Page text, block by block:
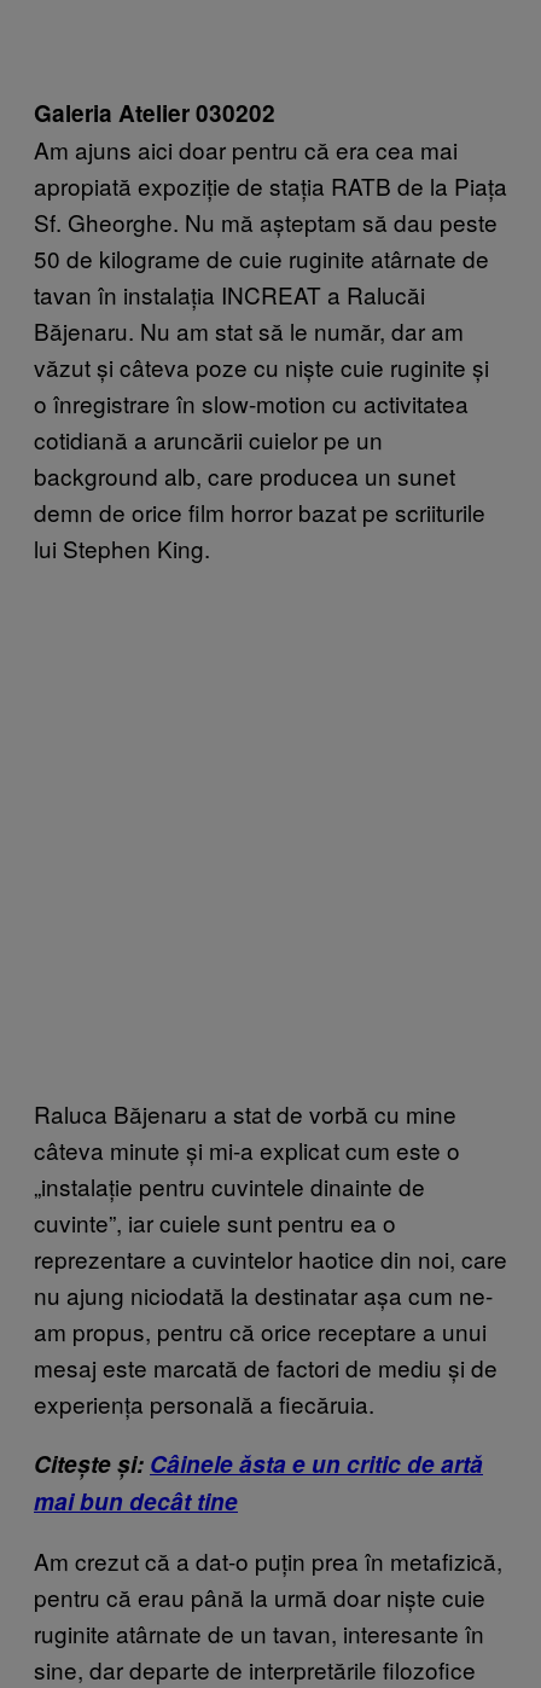
Galeria Atelier 030202
Am ajuns aici doar pentru că era cea mai
apropiată expoziție de stația RATB de la Piața
Sf. Gheorghe. Nu mă așteptam să dau peste
50 de kilograme de cuie ruginite atârnate de
tavan în instalația INCREAT a Ralucăi
Băjenaru. Nu am stat să le număr, dar am
văzut și câteva poze cu niște cuie ruginite și
o înregistrare în slow-motion cu activitatea
cotidiană a aruncării cuielor pe un
background alb, care producea un sunet
demn de orice film horror bazat pe scriiturile
lui Stephen King.
Raluca Băjenaru a stat de vorbă cu mine
câteva minute și mi-a explicat cum este o
„instalație pentru cuvintele dinainte de
cuvinte”, iar cuiele sunt pentru ea o
reprezentare a cuvintelor haotice din noi, care
nu ajung niciodată la destinatar așa cum ne-
am propus, pentru că orice receptare a unui
mesaj este marcată de factori de mediu și de
experiența personală a fiecăruia.
Citește și: Câinele ăsta e un critic de artă
mai bun decât tine
Am crezut că a dat-o puțin prea în metafizică,
pentru că erau până la urmă doar niște cuie
ruginite atârnate de un tavan, interesante în
sine, dar departe de interpretările filozofice